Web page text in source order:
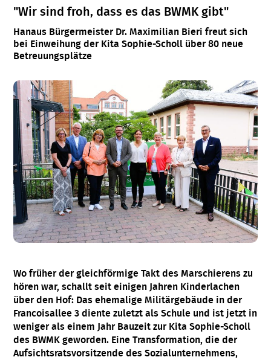
"Wir sind froh, dass es das BWMK gibt"
Hanaus Bürgermeister Dr. Maximilian Bieri freut sich
bei Einweihung der Kita Sophie-Scholl über 80 neue
Betreuungsplätze
Wo früher der gleichförmige Takt des Marschierens zu
hören war, schallt seit einigen Jahren Kinderlachen
über den Hof: Das ehemalige Militärgebäude in der
Francoisallee 3 diente zuletzt als Schule und ist jetzt in
weniger als einem Jahr Bauzeit zur Kita Sophie-Scholl
des BWMK geworden. Eine Transformation, die der
Aufsichtsratsvorsitzende des Sozialunternehmens,